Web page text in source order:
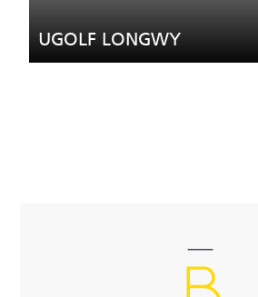
UGOLF LONGWY